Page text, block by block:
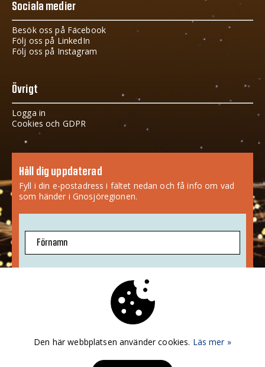
Sociala medier
Besök oss på Facebook
Följ oss på LinkedIn
Följ oss på Instagram
Övrigt
Logga in
Cookies och GDPR
Håll dig uppdaterad
Fyll i din e-postadress i fältet nedan och få info om vad
som händer i Gnosjöregionen.
Förnamn
Jag godkänner att mina uppgifter sparas.
PRENUMERERA!
Den här webbplatsen använder cookies. Läs mer »